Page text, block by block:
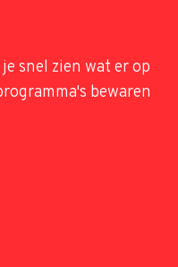
snel zien wat er op
bewaren